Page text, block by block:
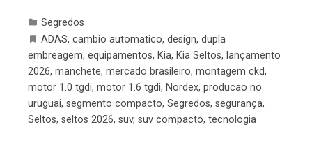
Segredos
ADAS, cambio automatico, design, dupla
embreagem, equipamentos, Kia, Kia Seltos, lançamento
2026, manchete, mercado brasileiro, montagem ckd,
motor 1.0 tgdi, motor 1.6 tgdi, Nordex, producao no
uruguai, segmento compacto, Segredos, segurança,
Seltos, seltos 2026, suv, suv compacto, tecnologia